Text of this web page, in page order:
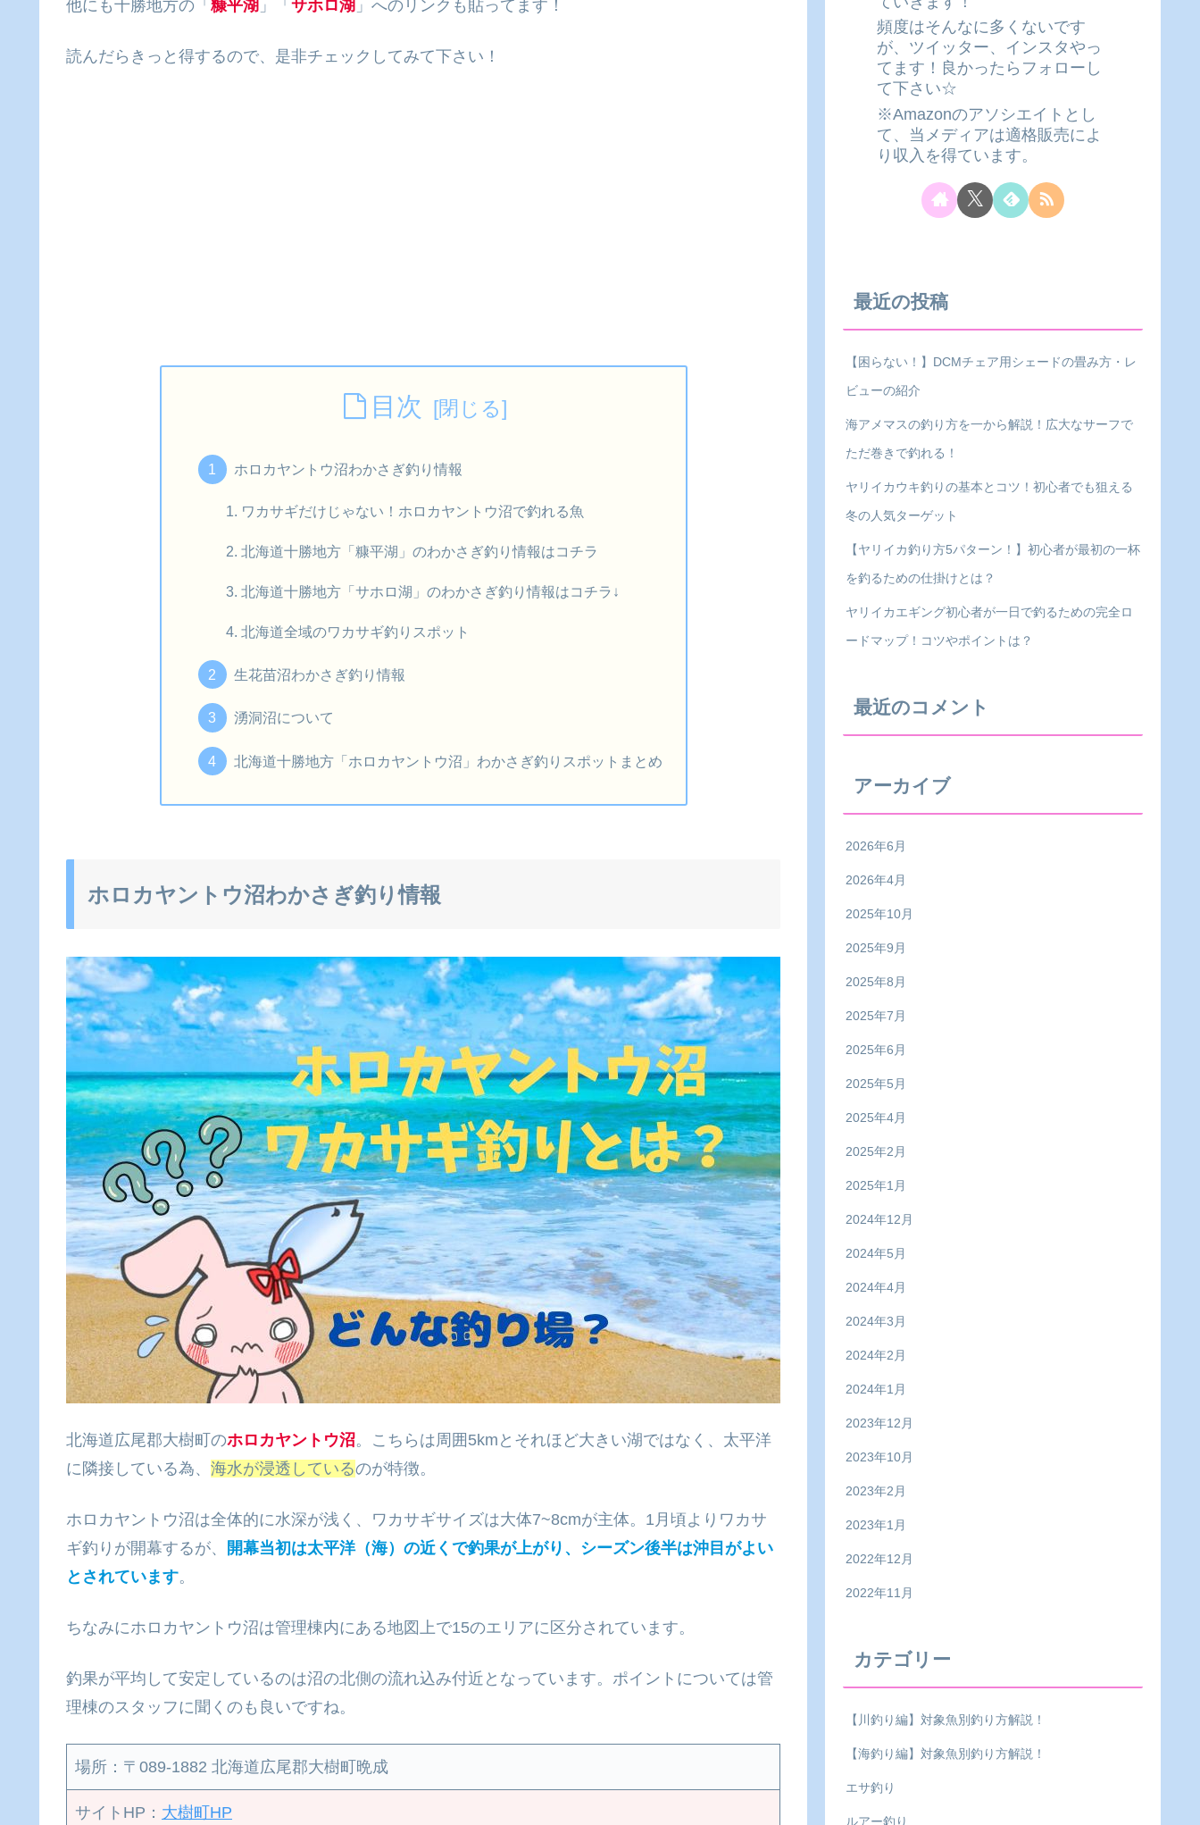
他にも十勝地方の「 糠平湖 」「 サホロ湖 」へのリンクも貼ってます！
読んだらきっと得するので、是非チェックしてみて下さい！
目次
ホロカヤントウ沼わかさぎ釣り情報
ワカサギだけじゃない！ホロカヤントウ沼で釣れる魚
北海道十勝地方「糠平湖」のわかさぎ釣り情報はコチラ
北海道十勝地方「サホロ湖」のわかさぎ釣り情報はコチラ↓
北海道全域のワカサギ釣りスポット
生花苗沼わかさぎ釣り情報
湧洞沼について
北海道十勝地方「ホロカヤントウ沼」わかさぎ釣りスポットまとめ
ホロカヤントウ沼わかさぎ釣り情報
北海道広尾郡大樹町のホロカヤントウ沼。こちらは周囲5kmとそれほど大きい湖ではなく、太平洋
に隣接している為、 海水が浸透しているのが特徴。
ホロカヤントウ沼は全体的に水深が浅く、ワカサギサイズは大体7~8cmが主体。1月頃よりワカサ
ギ釣りが開幕するが、
開幕当初は太平洋（海）の近くで釣果が上がり、シーズン後半は沖目がよい
とされています。
ちなみにホロカヤントウ沼は管理棟内にある地図上で15のエリアに区分されています。
釣果が平均して安定しているのは沼の北側の流れ込み付近となっています。ポイントについては管
理棟のスタッフに聞くのも良いですね。
場所：〒089-1882 北海道広尾郡大樹町晩成
サイトHP： 大樹町HP
頻度はそんなに多くないです
が、ツイッター、インスタやっ
てます！良かったらフォローし
て下さい☆
※Amazonのアソシエイトとし
て、当メディアは適格販売によ
り収入を得ています。
最近の投稿
【困らない！】DCMチェア用シェードの畳み方・レ
ビューの紹介
海アメマスの釣り方を一から解説！広大なサーフで
ただ巻きで釣れる！
ヤリイカウキ釣りの基本とコツ！初心者でも狙える
冬の人気ターゲット
【ヤリイカ釣り方5パターン！】初心者が最初の一杯
を釣るための仕掛けとは？
ヤリイカエギング初心者が一日で釣るための完全ロ
ードマップ！コツやポイントは？
最近のコメント
アーカイブ
2026年6月
2026年4月
2025年10月
2025年9月
2025年8月
2025年7月
2025年6月
2025年5月
2025年4月
2025年2月
2025年1月
2024年12月
2024年5月
2024年4月
2024年3月
2024年2月
2024年1月
2023年12月
2023年10月
2023年2月
2023年1月
2022年12月
2022年11月
カテゴリー
【川釣り編】対象魚別釣り方解説！
【海釣り編】対象魚別釣り方解説！
エサ釣り
ルアー釣り